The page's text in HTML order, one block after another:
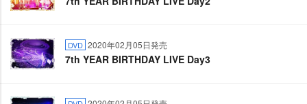
DVD 2020年02月05日発売
7th YEAR BIRTHDAY LIVE Day3